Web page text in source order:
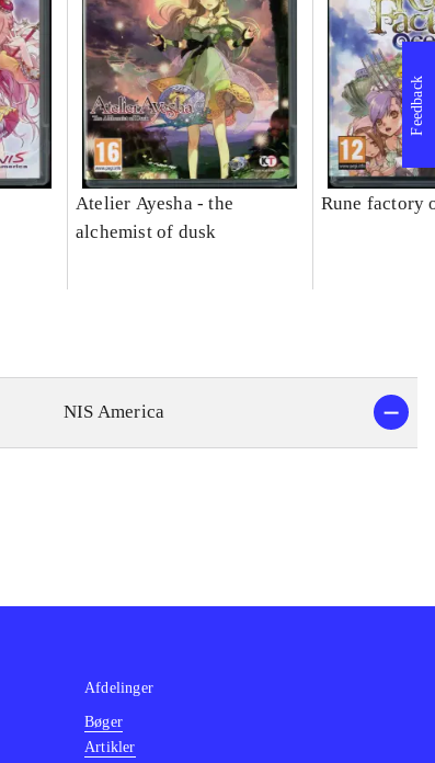
Atelier Ayesha - the
alchemist of dusk
Rune factory
NIS America
Feedback
Afdelinger
Bøger
Artikler